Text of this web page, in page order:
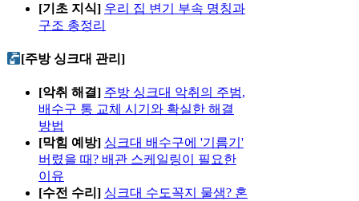
[기초 지식] 우리 집 변기 부속 명칭과
구조 총정리
[주방 싱크대 관리]
[악취 해결] 주방 싱크대 악취의 주범,
배수구 통 교체 시기와 확실한 해결
방법
[막힘 예방] 싱크대 배수구에 '기름기'
버렸을 때? 배관 스케일링이 필요한
이유
[수전 수리] 싱크대 수도꼭지 물샘? 혼